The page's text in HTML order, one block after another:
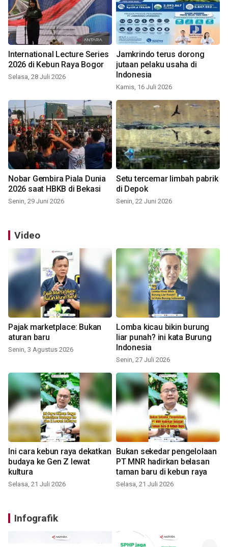
International Lecture Series
2026 di Kebun Raya Bogor
Selasa, 28 Juli 2026
Jamkrindo terus dorong
jutaan pelaku usaha di
Indonesia
Kamis, 16 Juli 2026
Nobar Gembira Piala Dunia
2026 saat HBKB di Bekasi
Senin, 29 Juni 2026
Setu tercemar limbah pabrik
di Depok
Senin, 22 Juni 2026
Video
Pajak marketplace: Bukan
aturan baru
Senin, 3 Agustus 2026
Lomba kicau bikin burung
liar punah? ini kata Burung
Indonesia
Senin, 27 Juli 2026
Ini cara kebun raya dekatkan
budaya ke Gen Z lewat
kultura
Selasa, 21 Juli 2026
Bukan sekedar pengelolaan
PT MNR hadirkan belasan
taman baru di kebun raya
Selasa, 21 Juli 2026
Infografik